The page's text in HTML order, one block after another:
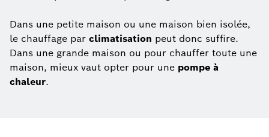
Dans une petite maison ou une maison bien isolée,
le chauffage par climatisation peut donc suffire.
Dans une grande maison ou pour chauffer toute une
maison, mieux vaut opter pour une pompe à
chaleur.